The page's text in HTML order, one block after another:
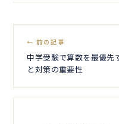
← 前の記事
中学受験で算数を最優
と対策の重要性